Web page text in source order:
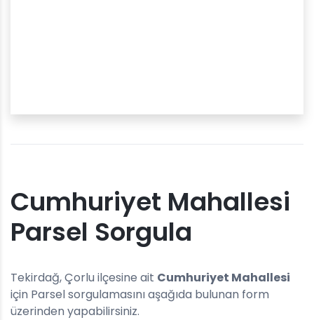
Cumhuriyet Mahallesi
Parsel Sorgula
Tekirdağ, Çorlu ilçesine ait Cumhuriyet Mahallesi
için Parsel sorgulamasını aşağıda bulunan form
üzerinden yapabilirsiniz.